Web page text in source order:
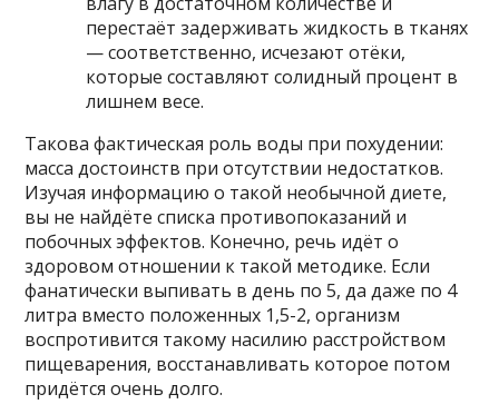
перестаёт задерживать жидкость в тканях
— соответственно, исчезают отёки,
которые составляют солидный процент в
лишнем весе.
Такова фактическая роль воды при похудении:
масса достоинств при отсутствии недостатков.
Изучая информацию о такой необычной диете,
вы не найдёте списка противопоказаний и
побочных эффектов. Конечно, речь идёт о
здоровом отношении к такой методике. Если
фанатически выпивать в день по 5, да даже по 4
литра вместо положенных 1,5-2, организм
воспротивится такому насилию расстройством
пищеварения, восстанавливать которое потом
придётся очень долго.